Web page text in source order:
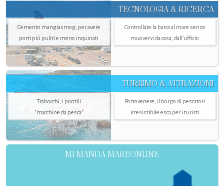
TECNOLOGIA & RICERCA
Cemento mangiasmog, per avere
porti più puliti e meno inquinati
Controllate la barca al mare senza
muovervi da casa, dall’ufficio
TURISMO & ATTRAZIONI
Trabocchi, i pontili
"macchine da pesca"
Portovenere, il borgo di pescatori
irresistibile esca per i turisti
MI MANDA MAREONLINE